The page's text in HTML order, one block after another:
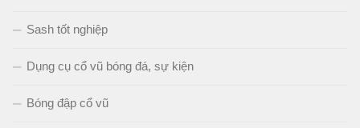
Sash tốt nghiệp
Dụng cụ cổ vũ bóng đá, sự kiện
Bóng đập cổ vũ